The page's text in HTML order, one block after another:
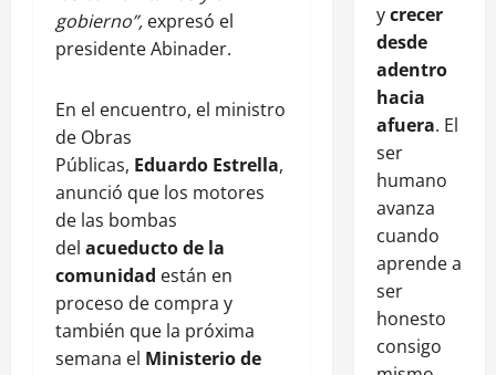
gobierno”, expresó el
presidente Abinader.
En el encuentro, el ministro
de Obras
Públicas, Eduardo Estrella,
anunció que los motores
de las bombas
del acueducto de la
comunidad están en
proceso de compra y
también que la próxima
semana el Ministerio de
ycrecer
desde
adentro
hacia
afuera. El
ser
humano
avanza
cuando
aprende a
ser
honesto
consigo